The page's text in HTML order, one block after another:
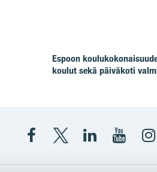
Espoon
koulut sekä päiväkoti